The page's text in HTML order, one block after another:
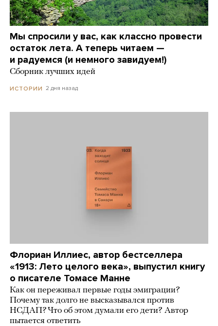
Мы спросили у вас, как классно провести
остаток лета. А теперь читаем —
и радуемся (и немного завидуем!)
Сборник лучших идей
ИСТОРИИ 2 дня назад
Флориан Иллиес, автор бестселлера
«1913: Лето целого века», выпустил книгу
о писателе Томасе Манне
Как он переживал первые годы эмиграции?
Почему так долго не высказывался против
НСДАП? Что об этом думали его дети? Автор
пытается ответить